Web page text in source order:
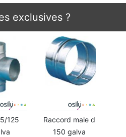
exclusives ?
125
Raccord male d
150 galva